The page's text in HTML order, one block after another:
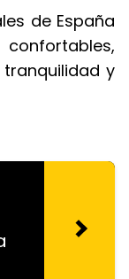
de España
y